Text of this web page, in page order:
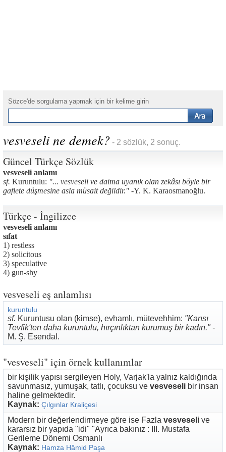
Sözce'de sorgulama yapmak için bir kelime girin
vesveseli ne demek? - 2 sözlük, 2 sonuç.
Güncel Türkçe Sözlük
vesveseli anlamı
sf. Kuruntulu: "... vesveseli ve daima uyanık olan zekâsı böyle bir
gaflete düşmesine asla müsait değildir." -Y. K. Karaosmanoğlu.
Türkçe - İngilizce
vesveseli anlamı
sıfat
1) restless
2) solicitous
3) speculative
4) gun-shy
vesveseli eş anlamlısı
kuruntulu
sf. Kuruntusu olan (kimse), evhamlı, mütevehhim: "Karısı
Tevfik'ten daha kuruntulu, hırçınlıktan kurumuş bir kadın." -
M. Ş. Esendal.
"vesveseli" için örnek kullanımlar
bir kişilik yapısı sergileyen Holy, Varjak'la yalnız kaldığında
savunmasız, yumuşak, tatlı, çocuksu ve vesveseli bir insan
haline gelmektedir.
Kaynak: Çılgınlar Kraliçesi
Modern bir değerlendirmeye göre ise Fazla vesveseli ve
kararsız bir yapıda "idi" "Ayrıca bakınız : III. Mustafa
Gerileme Dönemi Osmanlı
Kaynak: Hamza Hâmid Paşa